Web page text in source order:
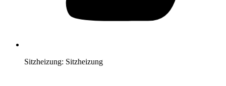
Sitzheizung: Sitzheizung